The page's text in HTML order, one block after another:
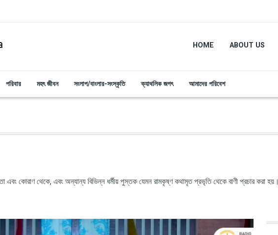
HOME ABOUT US
পরিবার মহৎ জীবন সংলাপ/বাংলার-সংস্কৃতি ক্যাথলিক জগৎ আমাদের পরিবেশ
এবং কোরাণ থেকে, এবং অন্যান্য বিভিন্ন ধর্মীয় পুস্তক যেমন রামকৃষ্ণ কথামৃত প্রভৃতি থেকে বাণী প্রচার করা হয়।